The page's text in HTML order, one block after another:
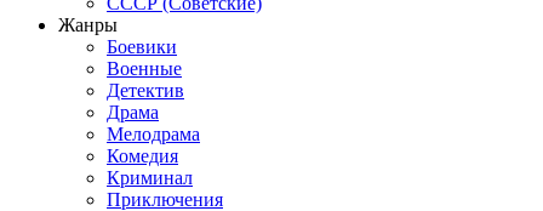
Жанры
Боевики
Военные
Детектив
Драма
Мелодрама
Комедия
Криминал
Приключения